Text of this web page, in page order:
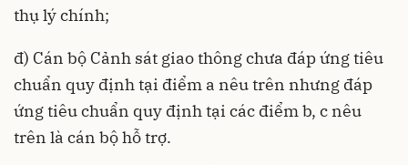
thụ lý chính;
đ) Cán bộ Cảnh sát giao thông chưa đáp ứng tiêu
chuẩn quy định tại điểm a nêu trên nhưng đáp
ứng tiêu chuẩn quy định tại các điểm b, c nêu
trên là cán bộ hỗ trợ.